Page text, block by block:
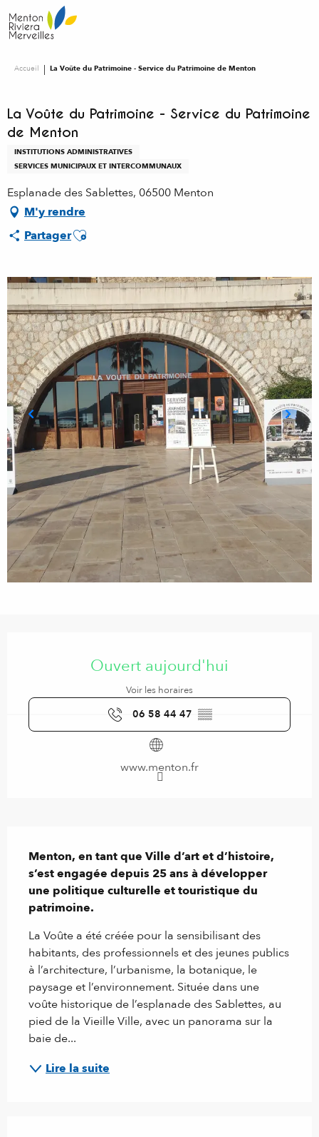
au
contenu
Accueil La Voûte du Patrimoine - Service du Patrimoine de Menton
La Voûte du Patrimoine - Service du Patrimoine
de Menton
INSTITUTIONS ADMINISTRATIVES
SERVICES MUNICIPAUX ET INTERCOMMUNAUX
Esplanade des Sablettes, 06500 Menton
M'y rendre
PartagerAjouter aux favoris
Ouvert aujourd'hui
Voir les horaires
06 58 44 47 ▒▒
www.menton.fr
Menton, en tant que Ville d’art et d’histoire,
s’est engagée depuis 25 ans à développer
une politique culturelle et touristique du
patrimoine.
La Voûte a été créée pour la sensibilisant des
habitants, des professionnels et des jeunes publics
à l’architecture, l’urbanisme, la botanique, le
paysage et l’environnement. Située dans une
voûte historique de l’esplanade des Sablettes, au
pied de la Vieille Ville, avec un panorama sur la
baie de...
Lire la suite